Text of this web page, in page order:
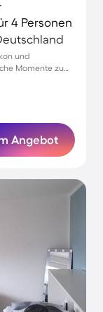
4 Personen
und
Momente zu
Angebot